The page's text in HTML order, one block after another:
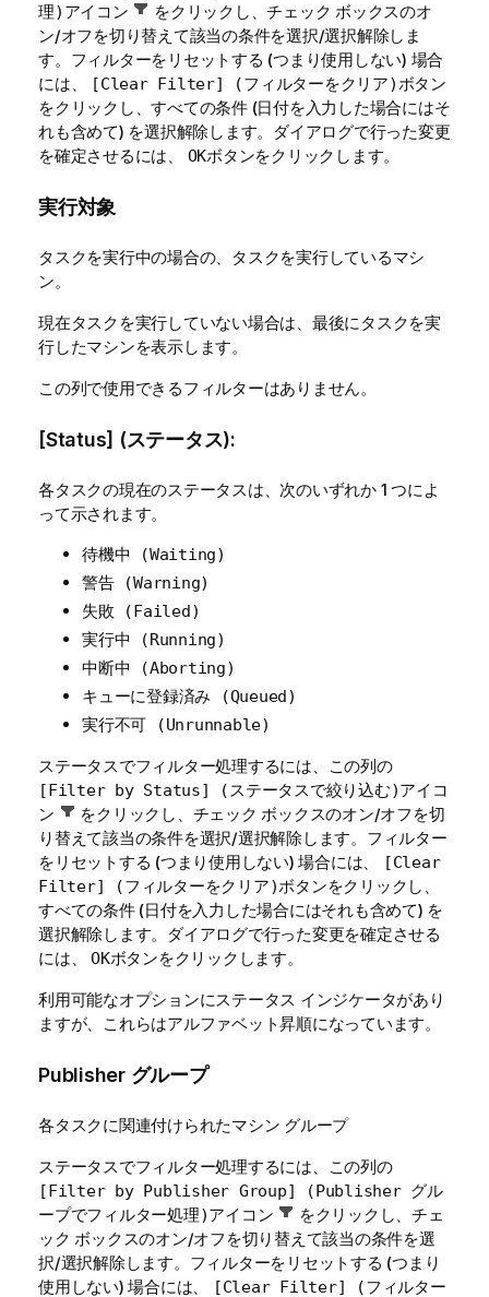
理) アイコン
をクリックし、チェック ボックスのオ
ン/オフを切り替えて該当の条件を選択/選択解除しま
す。フィルターをリセットする (つまり使用しない) 場合
には、
[Clear Filter] (フィルターをクリア)ボタン
をクリックし、すべての条件 (日付を入力した場合にはそ
れも含めて) を選択解除します。ダイアログで行った変更
を確定させるには、 OKボタンをクリックします。
実行対象
タスクを実行中の場合の、タスクを実行しているマシ
ン。
現在タスクを実行していない場合は、最後にタスクを実
行したマシンを表示します。
この列で使用できるフィルターはありません。
[Status] (ステータス):
各タスクの現在のステータスは、次のいずれか 1 つによ
って示されます。
待機中 (Waiting)
警告 (Warning)
失敗 (Failed)
実行中 (Running)
中断中 (Aborting)
キューに登録済み (Queued)
実行不可 (Unrunnable)
ステータスでフィルター処理するには、この列の
[Filter by Status] (ステータスで絞り込む)アイコ
ン
をクリックし、チェック ボックスのオン/オフを切
り替えて該当の条件を選択/選択解除します。フィルター
をリセットする (つまり使用しない) 場合には、
[Clear
Filter] (フィルターをクリア)ボタンをクリックし、
すべての条件 (日付を入力した場合にはそれも含めて) を
選択解除します。ダイアログで行った変更を確定させる
には、 OKボタンをクリックします。
利用可能なオプションにステータス インジケータがあり
ますが、これらはアルファベット昇順になっています。
Publisher グループ
各タスクに関連付けられたマシン グループ
ステータスでフィルター処理するには、この列の
[Filter by Publisher Group] (Publisher グル
ープでフィルター処理)アイコン
をクリックし、チェ
ック ボックスのオン/オフを切り替えて該当の条件を選
択/選択解除します。フィルターをリセットする (つまり
使用しない) 場合には、
[Clear Filter] (フィルター